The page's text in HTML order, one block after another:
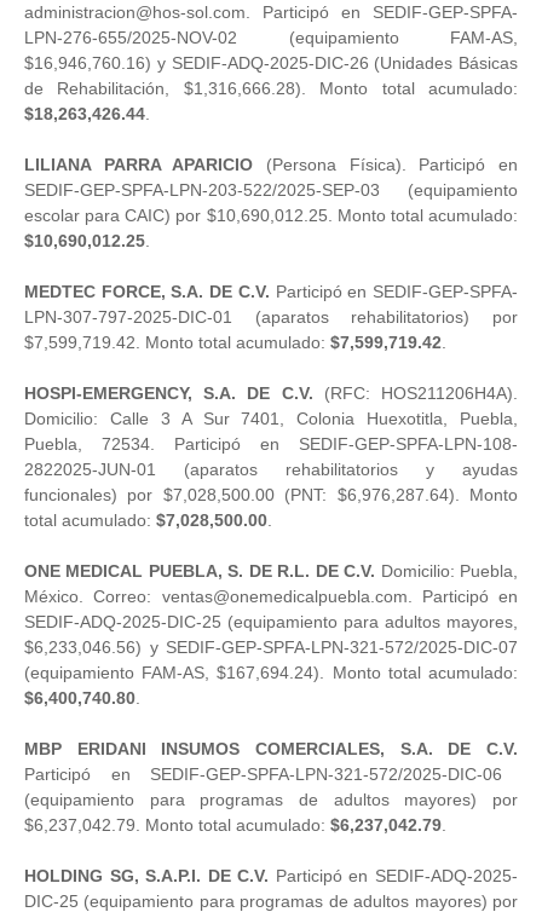
administracion@hos-sol.com. Participó en SEDIF-GEP-SPFA-
LPN-276-655/2025-NOV-02 (equipamiento FAM-AS,
$16,946,760.16) y SEDIF-ADQ-2025-DIC-26 (Unidades Básicas
de Rehabilitación, $1,316,666.28). Monto total acumulado:
$18,263,426.44
LILIANA PARRA APARICIO (Persona Física). Participó en
SEDIF-GEP-SPFA-LPN-203-522/2025-SEP-03 (equipamiento
escolar para CAIC) por $10,690,012.25. Monto total acumulado:
$10,690,012.25
MEDTEC FORCE, S.A. DE C.V. Participó en SEDIF-GEP-SPFA-
LPN-307-797-2025-DIC-01 (aparatos rehabilitatorios) por
$7,599,719.42. Monto total acumulado: $7,599,719.42
HOSPI-EMERGENCY, S.A. DE C.V. (RFC: HOS211206H4A).
Domicilio: Calle 3 A Sur 7401, Colonia Huexotitla, Puebla,
Puebla, 72534. Participó en SEDIF-GEP-SPFA-LPN-108-
2822025-JUN-01 (aparatos rehabilitatorios y ayudas
funcionales) por $7,028,500.00 (PNT: $6,976,287.64). Monto
total acumulado: $7,028,500.00
ONE MEDICAL PUEBLA, S. DE R.L. DE C.V. Domicilio: Puebla,
México. Correo: ventas@onemedicalpuebla.com. Participó en
SEDIF-ADQ-2025-DIC-25 (equipamiento para adultos mayores,
$6,233,046.56) y SEDIF-GEP-SPFA-LPN-321-572/2025-DIC-07
(equipamiento FAM-AS, $167,694.24). Monto total acumulado:
$6,400,740.80
MBP ERIDANI INSUMOS COMERCIALES, S.A. DE C.V.
Participó en SEDIF-GEP-SPFA-LPN-321-572/2025-DIC-06
(equipamiento para programas de adultos mayores) por
$6,237,042.79. Monto total acumulado: $6,237,042.79
HOLDING SG, S.A.P.I. DE C.V. Participó en SEDIF-ADQ-2025-
DIC-25 (equipamiento para programas de adultos mayores) por